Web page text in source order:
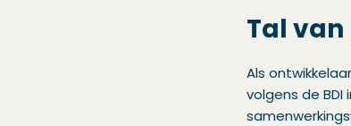
Tal
Als
volgens de